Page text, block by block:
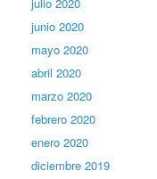
junio 2020
mayo 2020
abril 2020
marzo 2020
febrero 2020
enero 2020
diciembre 2019